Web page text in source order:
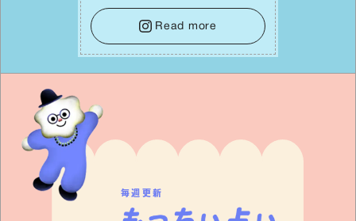
せになっていくイメージを持って⼀歩を
踏み出して。⼀⼈⼀⼈の良いところが混
ざり合い、ハッピーな未来が形作られて
いきます。
Read more
毎週更新